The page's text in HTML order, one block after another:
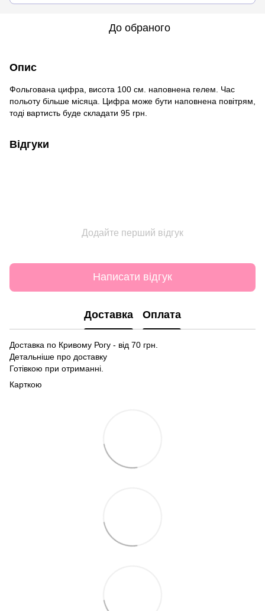
До обраного
Опис
Фольгована цифра, висота 100 см. наповнена гелем. Час
польоту більше місяца. Цифра може бути наповнена повітрям,
тоді вартисть буде складати 95 грн.
Відгуки
Додайте перший відгук
Написати відгук
Доставка Оплата
Доставка по Кривому Рогу - від 70 грн.
Детальніше про доставку
Готівкою при отриманні.
Карткою